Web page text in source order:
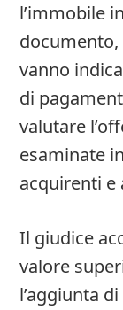
l’immobile
documento,
vanno
di
valutare
esaminate
acquirenti e
Il giudice
valore
l’aggiunta